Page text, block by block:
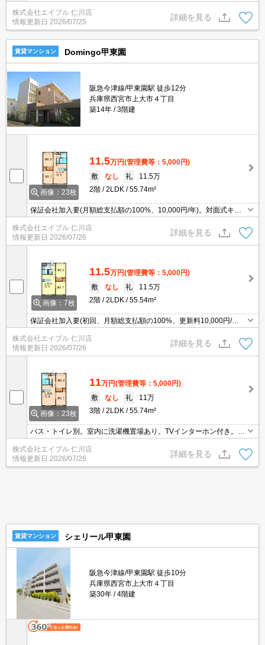
が充実。室内は一見の価値あり。玄関オートロックなので安心。買
い物便利な立地ですよ～!!。
株式会社エイブル 仁川店
情報更新日 2026/07/25
詳細を見る
賃貸マンション Domingo甲東園
阪急今津線/甲東園駅 徒歩12分
兵庫県西宮市上大市４丁目
築14年
3階建
画像：23枚
11.5万円(管理費等：5,000円)
敷
なし 礼
11.5万
2階
2LDK 55.74m²
保証会社加入要(月額総支払額の100%、10,000円/年)。対面式キッ
チンをお好みの方に。IH調理器付き。お料理好きの方に。収納スペ
ースが充実。玄関オートロックなので安心。
株式会社エイブル 仁川店
情報更新日 2026/07/26
詳細を見る
画像：7枚
11.5万円(管理費等：5,000円)
敷
なし 礼
11.5万
2階
2LDK 55.54m²
保証会社加入要(初回、月額総支払額の100%、更新料10,000円/
年)。対面式キッチンをお好みの方に。IH調理器付き。お料理好きの
方に。収納スペースが充実。玄関オートロックなので安心。
株式会社エイブル 仁川店
情報更新日 2026/07/26
詳細を見る
画像：23枚
11万円(管理費等：5,000円)
敷
なし 礼
11万
3階
2LDK 55.74m²
バス・トイレ別。室内に洗濯機置場あり。TVインターホン付き。シ
ステムキッチンで料理もバッチリ!。オートロック付き。浴室乾燥機
付。宅配ボックスあり。犬1匹まで飼育可。オール電化でエコ生
活。
株式会社エイブル 仁川店
情報更新日 2026/07/26
詳細を見る
賃貸マンション シェリール甲東園
阪急今津線/甲東園駅 徒歩10分
兵庫県西宮市上大市４丁目
築30年
4階建